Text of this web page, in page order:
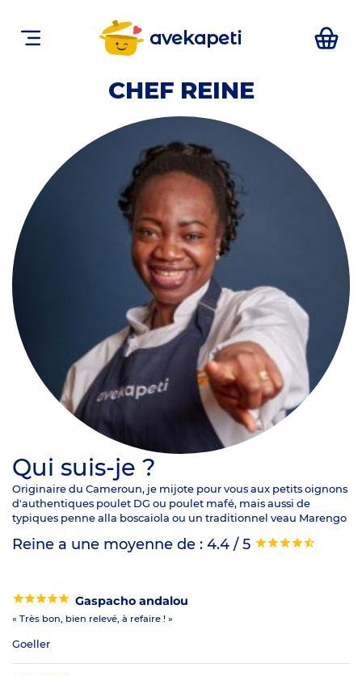
avekapeti
CHEF REINE
Qui suis-je ?
Originaire du Cameroun, je mijote pour vous aux petits oignons
d'authentiques poulet DG ou poulet mafé, mais aussi de
typiques penne alla boscaiola ou un traditionnel veau Marengo
Reine a une moyenne de : 4.4 / 5
Gaspacho andalou
« Très bon, bien relevé, à refaire ! »
Goeller